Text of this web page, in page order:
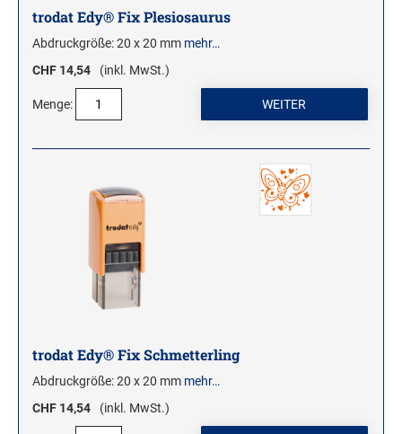
trodat Edy® Fix Plesiosaurus
Abdruckgröße: 20 x 20 mm mehr…
CHF 14,54
(inkl. MwSt.)
Menge:
trodat Edy® Fix Schmetterling
Abdruckgröße: 20 x 20 mm mehr…
CHF 14,54
(inkl. MwSt.)